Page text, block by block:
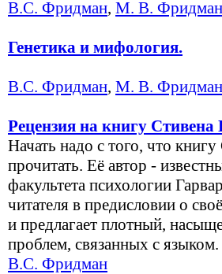
В.С. Фридман, М. В. Фридман
Генетика и мифология.
В.С. Фридман, М. В. Фридман
Рецензия на книгу
Начать надо с того, что
прочитать. Её автор -
факультета психологии
читателя в предисловии о
и предлагает плотный,
проблем, связанных с языком.
В.С. Фридман